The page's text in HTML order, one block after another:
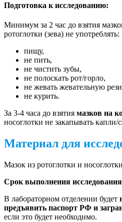
Подготовка к исследованию:
Минимум за 2 час до взятия
ротоглотки (зева) не употреблять:
пищу,
не пить,
не чистить зубы,
не полоскать рот/горло,
не жевать жевательную
не курить.
За 3-4 часа до взятия мазков на
носоглотки не закапывать
Материал для
Мазок из ротоглотки и
Срок выполнения
В лабораторном отделении будет
предъявить паспорт РФ и
если это будет необходимо.